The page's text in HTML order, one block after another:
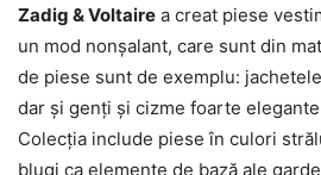
Zadig & Voltaire a creat piese
un mod nonșalant, care sunt din
de piese sunt de exemplu:
dar și genți și cizme foarte
Colecția include piese în culori
blugi ca elemente de bază ale